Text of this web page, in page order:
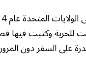
وكتبت فيها
على السفر دون